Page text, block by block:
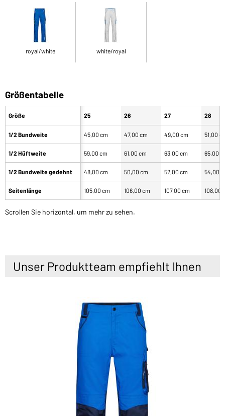
royal/white white/royal
Größentabelle
Größe
1/2 Bundweite
1/2 Hüftweite
1/2 Bundweite gedehnt
Seitenlänge
25 26 27 28
45,00 cm 47,00 cm 49,00 cm 51,00
59,00 cm 61,00 cm 63,00 cm 65,00
48,00 cm 50,00 cm 52,00 cm 54,00
105,00 cm 106,00 cm 107,00 cm 108,00
Scrollen Sie horizontal, um mehr zu sehen.
Unser Produktteam empfiehlt Ihnen